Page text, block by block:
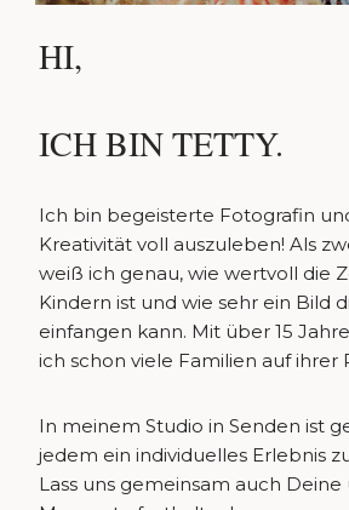
HI,
ICH BIN TETTY.
Ich bin begeisterte Fotografin
Kreativität voll auszuleben! Als
weiß ich genau, wie wertvoll die
Kindern ist und wie sehr ein Bild
einfangen kann. Mit über 15
ich schon viele Familien auf ihrer
In meinem Studio in Senden ist
jedem ein individuelles Erlebnis
Lass uns gemeinsam auch Deine